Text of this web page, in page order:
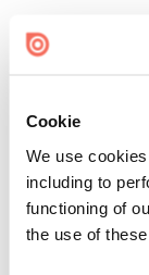
Cookie
We use
including to
functioning of
the use of